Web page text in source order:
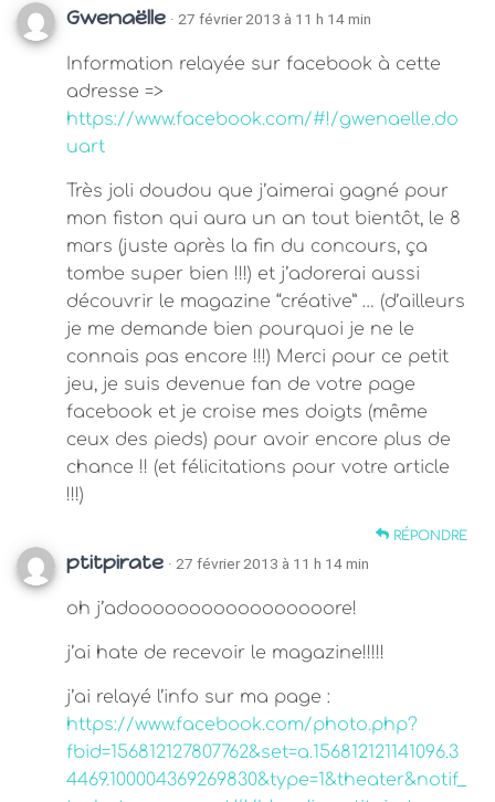
Gwenaëlle · 27 février 2013 à 11 h 14 min
Information relayée sur facebook à cette
adresse =>
https://www.facebook.com/#!/gwenaelle.do
uart
Très joli doudou que j’aimerai gagné pour
mon fiston qui aura un an tout bientôt, le 8
mars (juste après la fin du concours, ça
tombe super bien !!!) et j’adorerai aussi
découvrir le magazine “créative” … (d’ailleurs
je me demande bien pourquoi je ne le
connais pas encore !!!) Merci pour ce petit
jeu, je suis devenue fan de votre page
facebook et je croise mes doigts (même
ceux des pieds) pour avoir encore plus de
chance !! (et félicitations pour votre article
!!!)
RÉPONDRE
ptitpirate · 27 février 2013 à 11 h 14 min
oh j’adooooooooooooooooore!
j’ai hate de recevoir le magazine!!!!!
j’ai relayé l’info sur ma page :
https://www.facebook.com/photo.php?
fbid=156812127807762&set=a.156812121141096.3
4469.100004369269830&type=1&theater&notif_